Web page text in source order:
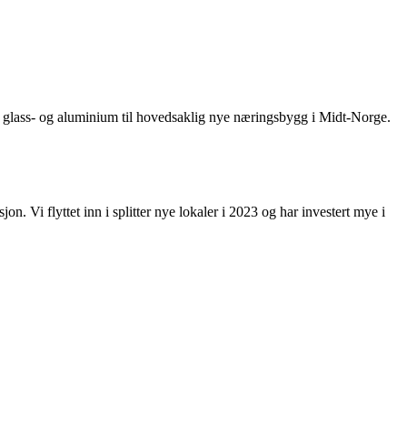
og aluminium til hovedsaklig nye næringsbygg i Midt-Norge.
Vi flyttet inn i splitter nye lokaler i 2023 og har investert mye i